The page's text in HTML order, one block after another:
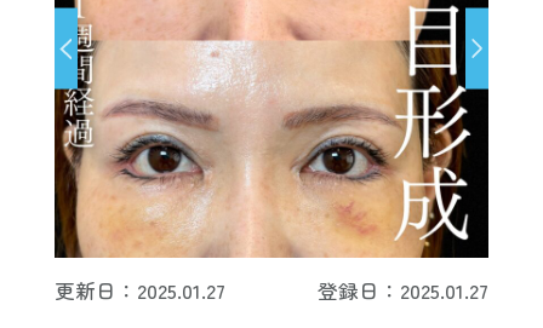
更新日：2025.01.27 登録日：2025.01.27